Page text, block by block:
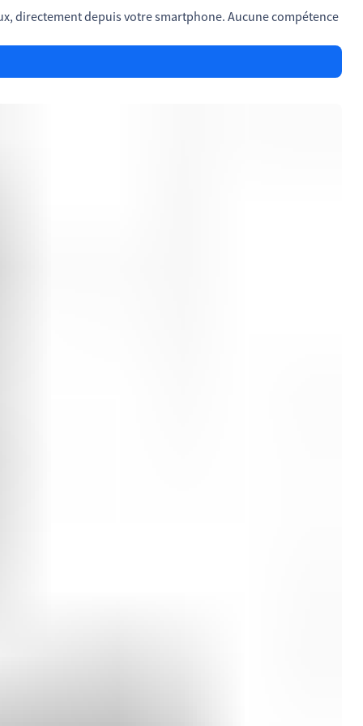
directement depuis votre smartphone. Aucune compétence